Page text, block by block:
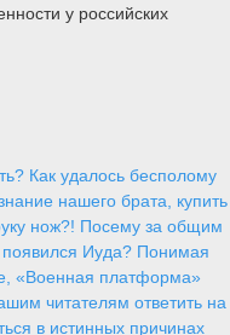
у российских
Как удалось бесполому
нашего брата, купить
нож?! Посему за общим
Иуда? Понимая
«Военная платформа»
читателям ответить на
в истинных причинах